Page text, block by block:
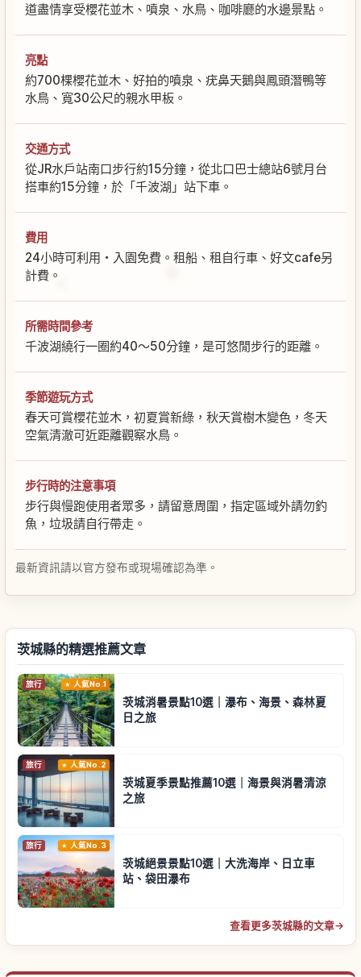
道盡情享受櫻花並木、噴泉、水鳥、咖啡廳的水邊景點。
亮點
約700棵櫻花並木、好拍的噴泉、疣鼻天鵝與鳳頭潛鴨等
水鳥、寬30公尺的親水甲板。
交通方式
從JR水戶站南口步行約15分鐘，從北口巴士總站6號月台
搭車約15分鐘，於「千波湖」站下車。
費用
24小時可利用・入園免費。租船、租自行車、好文cafe另
計費。
所需時間參考
千波湖繞行一圈約40〜50分鐘，是可悠閒步行的距離。
季節遊玩方式
春天可賞櫻花並木，初夏賞新綠，秋天賞樹木變色，冬天
空氣清澈可近距離觀察水鳥。
步行時的注意事項
步行與慢跑使用者眾多，請留意周圍，指定區域外請勿釣
魚，垃圾請自行帶走。
最新資訊請以官方發布或現場確認為準。
茨城縣的精選推薦文章
旅行 人氣No.1
茨城消暑景點10選｜瀑布、海景、森林夏
日之旅
旅行 人氣No.2
茨城夏季景點推薦10選｜海景與消暑清涼
之旅
旅行 人氣No.3
茨城絕景景點10選｜大洗海岸、日立車
站、袋田瀑布
查看更多茨城縣的文章→